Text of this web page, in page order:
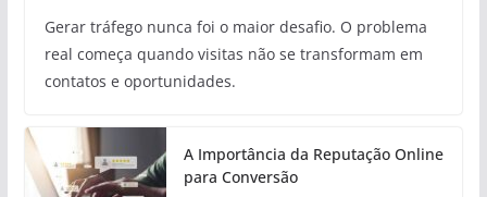
Gerar tráfego nunca foi o maior desafio. O problema
real começa quando visitas não se transformam em
contatos e oportunidades.
A Importância da Reputação Online
para Conversão